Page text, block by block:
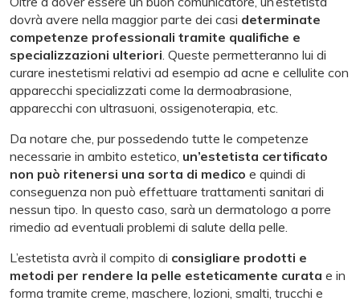
dovrà avere nella maggior parte dei casi determinate
competenze professionali tramite qualifiche e
specializzazioni ulteriori . Queste permetteranno lui di
curare inestetismi relativi ad esempio ad acne e cellulite con
apparecchi specializzati come la dermoabrasione,
apparecchi con ultrasuoni, ossigenoterapia, etc.
Da notare che, pur possedendo tutte le competenze
necessarie in ambito estetico, un’estetista certificato
non può ritenersi una sorta di medico e quindi di
conseguenza non può effettuare trattamenti sanitari di
nessun tipo. In questo caso, sarà un dermatologo a porre
rimedio ad eventuali problemi di salute della pelle.
L’estetista avrà il compito di consigliare prodotti e
metodi per rendere la pelle esteticamente curata e in
forma tramite creme, maschere, lozioni, smalti, trucchi e